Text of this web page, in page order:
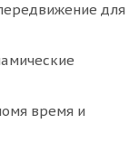
для
время и